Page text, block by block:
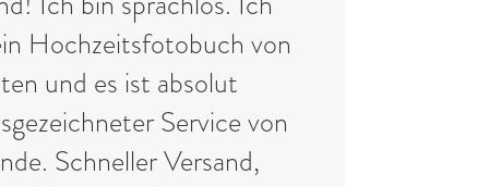
Hochzeitsfotobuch von
und es ist absolut
Service von
Schneller Versand,